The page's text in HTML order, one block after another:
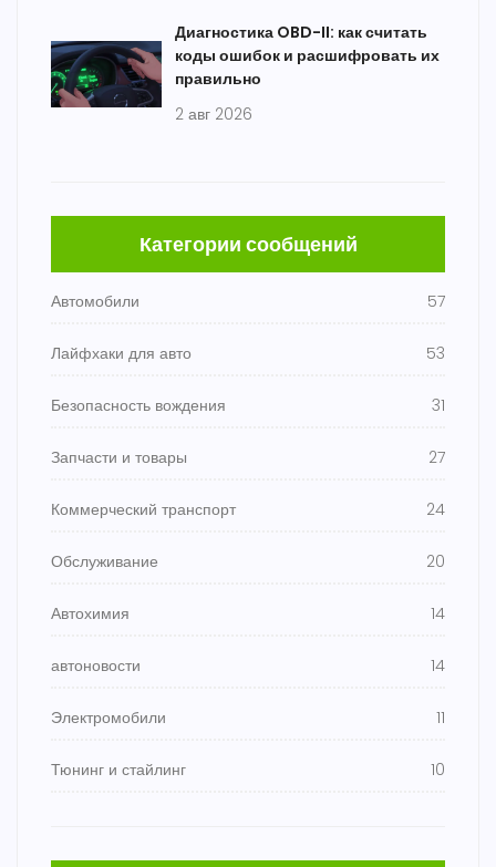
Диагностика OBD-II: как считать
коды ошибок и расшифровать их
правильно
2 авг 2026
Категории сообщений
Автомобили 57
Лайфхаки для авто 53
Безопасность вождения 31
Запчасти и товары 27
Коммерческий транспорт 24
Обслуживание 20
Автохимия 14
автоновости 14
Электромобили 11
Тюнинг и стайлинг 10